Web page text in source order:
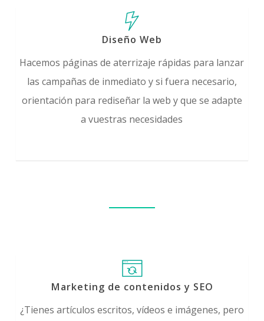
Diseño Web
Hacemos páginas de aterrizaje rápidas para lanzar
las campañas de inmediato y si fuera necesario,
orientación para rediseñar la web y que se adapte
a vuestras necesidades
Marketing de contenidos y SEO
¿Tienes artículos escritos, vídeos e imágenes, pero